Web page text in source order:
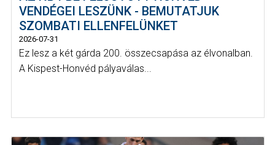
VENDÉGEI LESZÜNK - BEMUTATJUK
SZOMBATI ELLENFELÜNKET
2026-07-31
Ez lesz a két gárda 200. összecsapása az élvonalban.
A Kispest-Honvéd pályaválas...